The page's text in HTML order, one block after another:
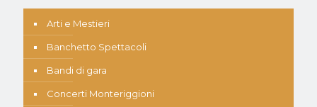
Arti e Mestieri
Banchetto Spettacoli
Bandi di gara
Concerti Monteriggioni